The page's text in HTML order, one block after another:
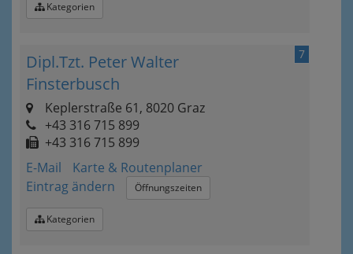
Kategorien
7
Dipl.Tzt. Peter Walter
Finsterbusch
Keplerstraße 61, 8020 Graz
+43 316 715 899
+43 316 715 899
E-Mail
Karte & Routenplaner
Eintrag ändern
Öffnungszeiten
Kategorien